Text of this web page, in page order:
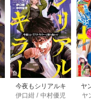
今夜もシリアルキ
ラーと待ち合わせ 5
伊口紺 /中村優児
ヤ
ヤ